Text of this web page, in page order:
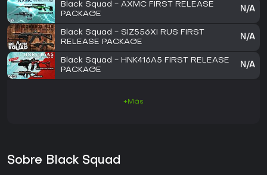
Black Squad - AXMC FIRST RELEASE
PACKAGE
N/A
Black Squad - SIZ556XI RUS FIRST
RELEASE PACKAGE
N/A
Black Squad - HNK416A5 FIRST RELEASE
PACKAGE
N/A
+Más
Sobre Black Squad